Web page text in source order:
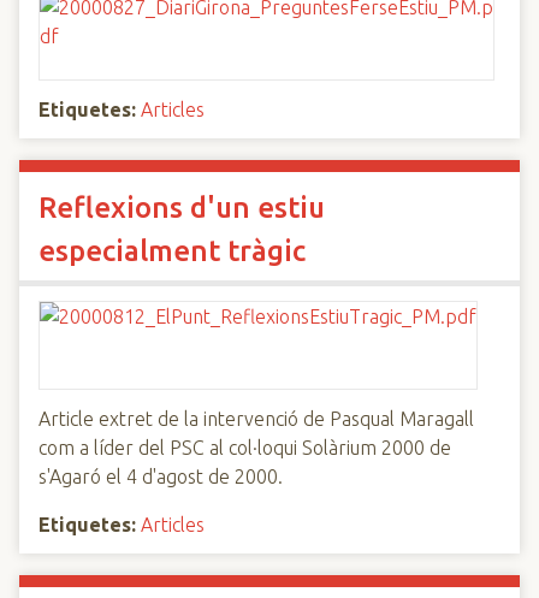
Etiquetes: Articles
Reflexions d'un estiu
especialment tràgic
Article extret de la intervenció de Pasqual Maragall
com a líder del PSC al col·loqui Solàrium 2000 de
s'Agaró el 4 d'agost de 2000.
Etiquetes: Articles